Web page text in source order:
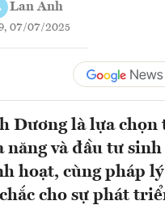
Lan Anh
07/07/2025
Dương là lựa chọn
năng và đầu tư
hoạt, cùng pháp
cho sự phát